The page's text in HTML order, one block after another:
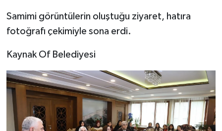
Samimi görüntülerin oluştuğu ziyaret, hatıra
fotoğrafı çekimiyle sona erdi.
Kaynak Of Belediyesi